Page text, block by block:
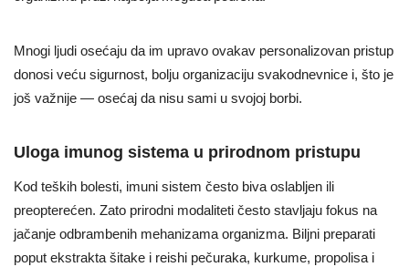
Mnogi ljudi osećaju da im upravo ovakav personalizovan pristup
donosi veću sigurnost, bolju organizaciju svakodnevnice i, što je
još važnije — osećaj da nisu sami u svojoj borbi.
Uloga imunog sistema u prirodnom pristupu
Kod teških bolesti, imuni sistem često biva oslabljen ili
preopterećen. Zato prirodni modaliteti često stavljaju fokus na
jačanje odbrambenih mehanizama organizma. Biljni preparati
poput ekstrakta šitake i reishi pečuraka, kurkume, propolisa i